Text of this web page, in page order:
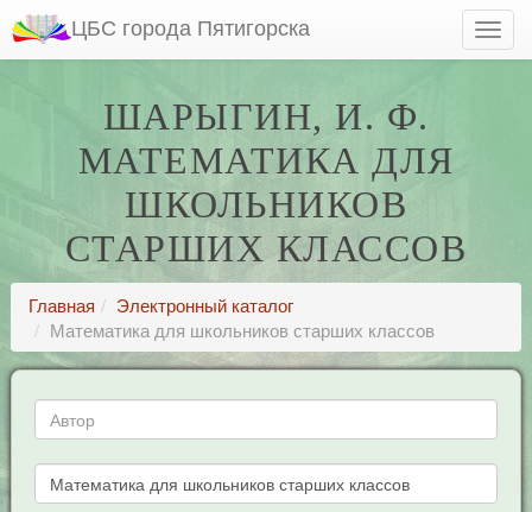
ЦБС города Пятигорска
ШАРЫГИН, И. Ф.
МАТЕМАТИКА ДЛЯ
ШКОЛЬНИКОВ
СТАРШИХ КЛАССОВ
Главная
Электронный каталог
Математика для школьников старших классов